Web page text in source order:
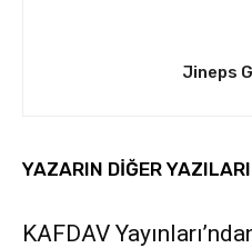
Jineps
YAZARIN DIĞER YAZILARI
KAFDAV